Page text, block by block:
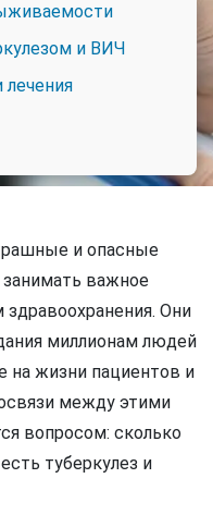
и ВИЧ
лечения
и опасные
важное
Они
миллионам людей
на жизни пациентов и
между этими
вопросом: сколько
туберкулез и